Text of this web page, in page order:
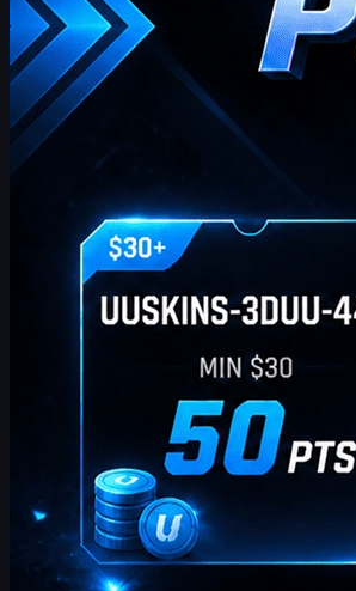
puedes usar los códigos a continuación
cambiarlos por tus skins favoritos de CS2
abril 20, 2026